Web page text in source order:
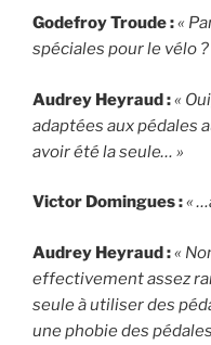
Godefroy Troude :«
spéciales pour le vélo ?
Audrey Heyraud :«
adaptées aux pédales
avoir été la seule… »
Victor Domingues :«
Audrey Heyraud :«
effectivement assez
seule à utiliser des
une phobie des